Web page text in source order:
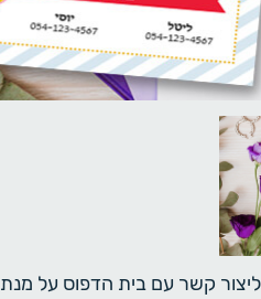
קשר עם בית הדפוס על